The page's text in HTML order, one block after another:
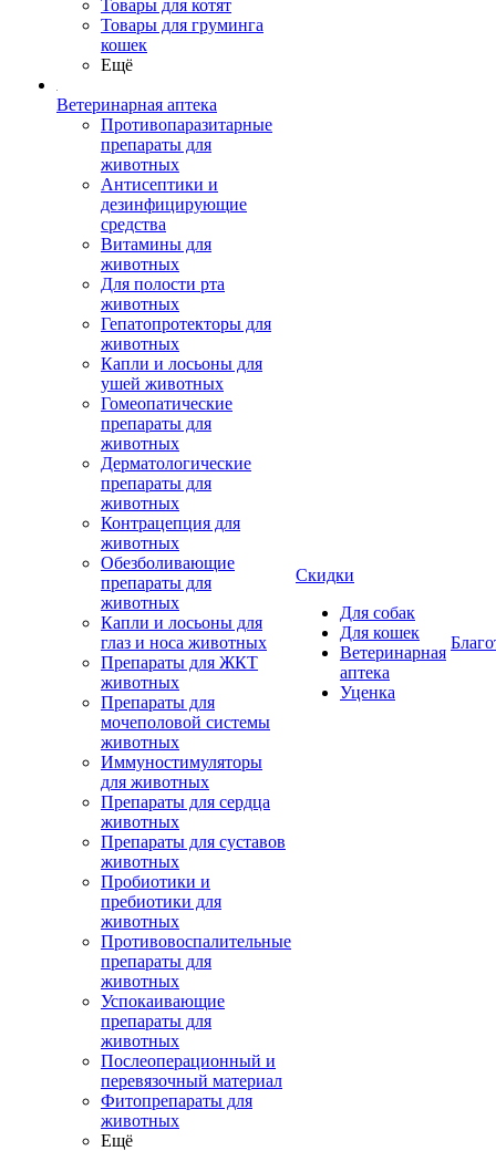
Товары для котят
Товары для груминга
кошек
Ещё
Ветеринарная аптека
Противопаразитарные
препараты для
животных
Антисептики и
дезинфицирующие
средства
Витамины для
животных
Для полости рта
животных
Гепатопротекторы для
животных
Капли и лосьоны для
ушей животных
Гомеопатические
препараты для
животных
Дерматологические
препараты для
животных
Контрацепция для
животных
Обезболивающие
препараты для
животных
Капли и лосьоны для
глаз и носа животных
Препараты для ЖКТ
животных
Препараты для
мочеполовой системы
животных
Иммуностимуляторы
для животных
Препараты для сердца
животных
Препараты для суставов
животных
Пробиотики и
пребиотики для
животных
Противовоспалительные
препараты для
животных
Успокаивающие
препараты для
животных
Послеоперационный и
перевязочный материал
Фитопрепараты для
животных
Ещё
Скидки
Для собак
Для кошек
Ветеринарная
аптека
Уценка